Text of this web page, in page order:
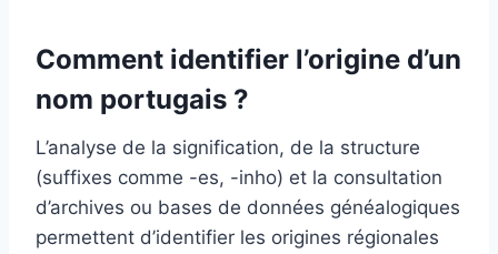
Comment identifier l’origine d’un
nom portugais ?
L’analyse de la signification, de la structure
(suffixes comme -es, -inho) et la consultation
d’archives ou bases de données généalogiques
permettent d’identifier les origines régionales